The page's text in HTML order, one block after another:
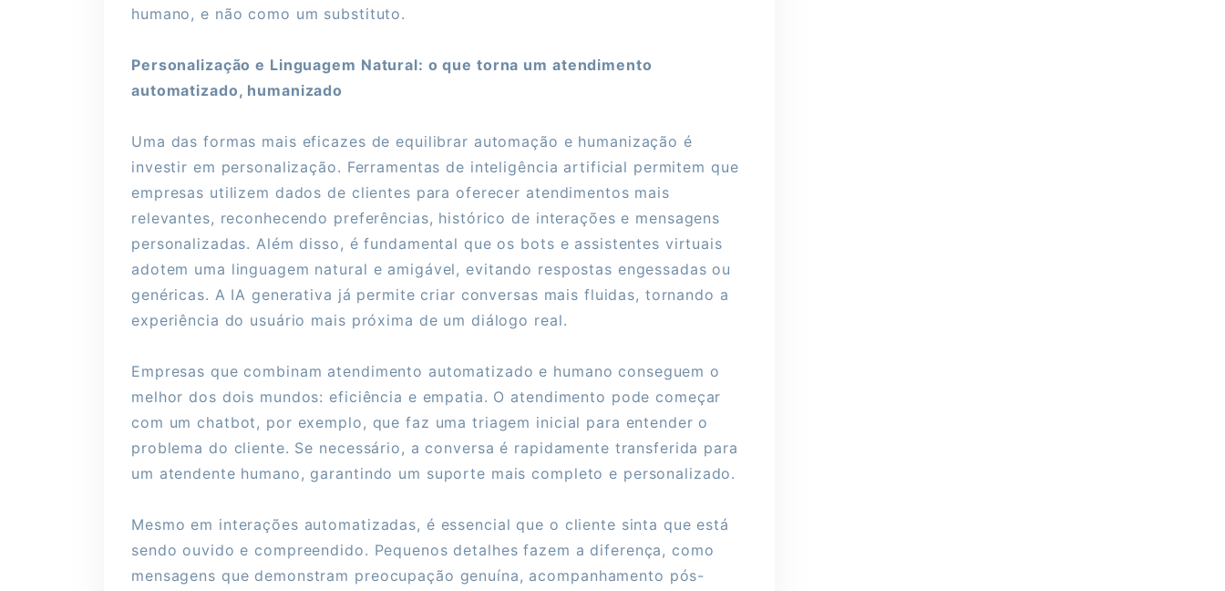
humano, e não como um substituto.
Personalização e Linguagem Natural: o que torna um atendimento
automatizado, humanizado
Uma das formas mais eficazes de equilibrar automação e humanização é
investir em personalização. Ferramentas de inteligência artificial permitem que
empresas utilizem dados de clientes para oferecer atendimentos mais
relevantes, reconhecendo preferências, histórico de interações e mensagens
personalizadas. Além disso, é fundamental que os bots e assistentes virtuais
adotem uma linguagem natural e amigável, evitando respostas engessadas ou
genéricas. A IA generativa já permite criar conversas mais fluidas, tornando a
experiência do usuário mais próxima de um diálogo real.
Empresas que combinam atendimento automatizado e humano conseguem o
melhor dos dois mundos: eficiência e empatia. O atendimento pode começar
com um chatbot, por exemplo, que faz uma triagem inicial para entender o
problema do cliente. Se necessário, a conversa é rapidamente transferida para
um atendente humano, garantindo um suporte mais completo e personalizado.
Mesmo em interações automatizadas, é essencial que o cliente sinta que está
sendo ouvido e compreendido. Pequenos detalhes fazem a diferença, como
mensagens que demonstram preocupação genuína, acompanhamento pós-